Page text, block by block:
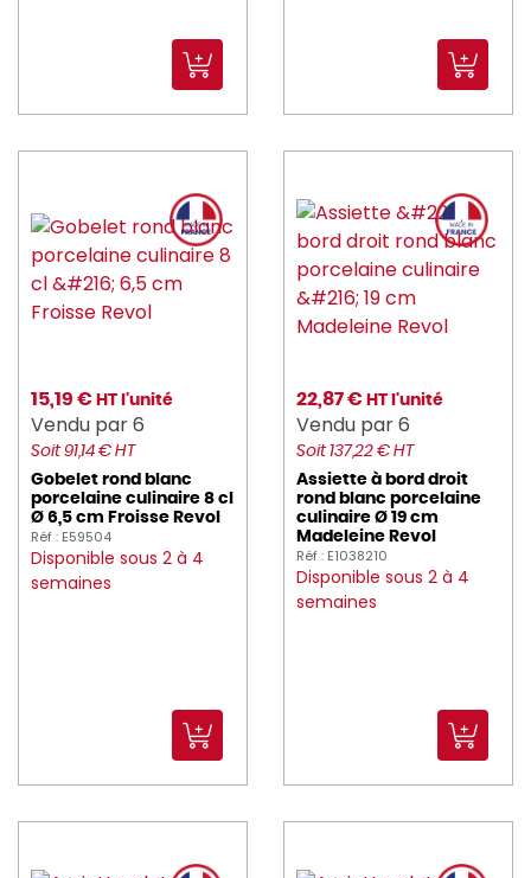
15,19 € HT l'unité
Vendu par 6
Soit 91,14 € HT
Gobelet rond blanc
porcelaine culinaire 8 cl
Ø 6,5 cm Froisse Revol
Réf : E59504
Disponible sous 2 à 4
semaines
22,87 € HT l'unité
Vendu par 6
Soit 137,22 € HT
Assiette à bord droit
rond blanc porcelaine
culinaire Ø 19 cm
Madeleine Revol
Réf : E1038210
Disponible sous 2 à 4
semaines